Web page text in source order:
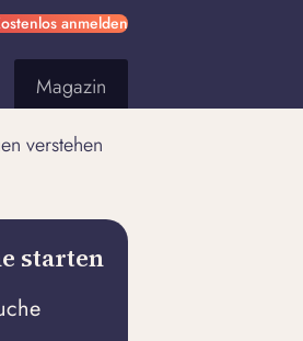
anmelden
Magazin
verstehen
starten